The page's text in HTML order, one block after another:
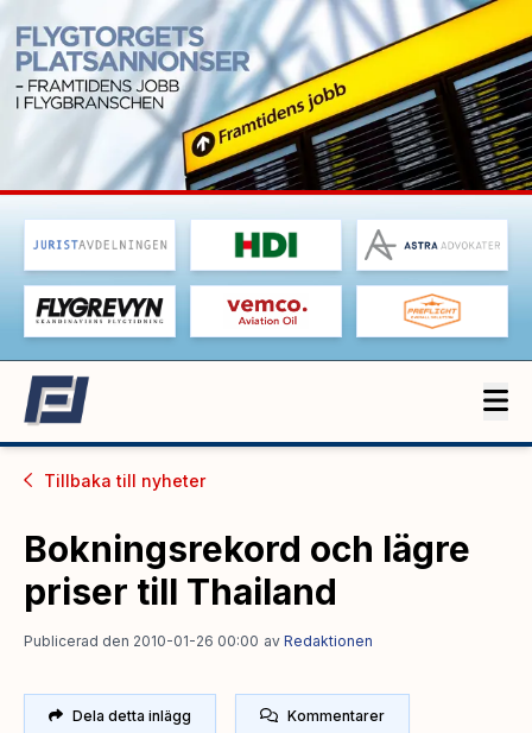
Tillbaka till nyheter
Bokningsrekord och lägre
priser till Thailand
Publicerad den 2010-01-26 00:00 av Redaktionen
Dela detta inlägg Kommentarer